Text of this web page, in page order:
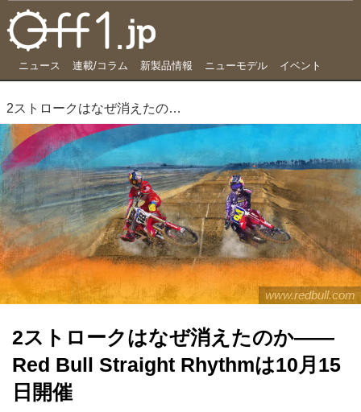
ニュース 連載/コラム 新製品情報 ニューモデル イベント
2ストロークはなぜ消えたのか―― Red Bull Straight Rhythmは10月15日開催
www.redbull.com
2ストロークはなぜ消えたのか――
Red Bull Straight Rhythmは10月15
日開催